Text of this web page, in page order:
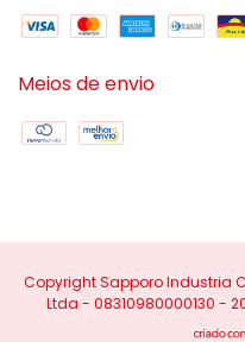
Meios de envio
Copyright Sapporo Industria
Ltda - 08310980000130 -